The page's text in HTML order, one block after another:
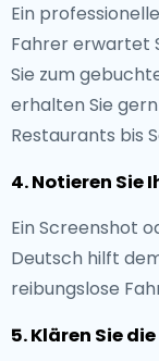
Ein
Fahrer erwartet
Sie zum
erhalten Sie
Restaurants bis
4. Notieren Sie
Ein Screenshot
Deutsch hilft
reibungslose
5. Klären Sie